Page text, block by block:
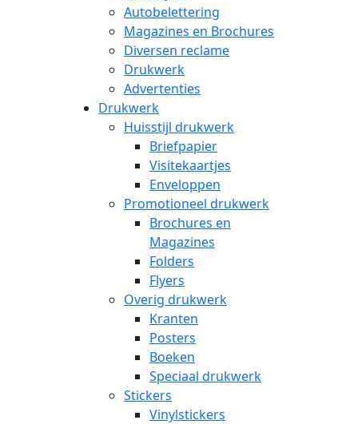
Autobelettering
Magazines en Brochures
Diversen reclame
Drukwerk
Advertenties
Drukwerk
Huisstijl drukwerk
Briefpapier
Visitekaartjes
Enveloppen
Promotioneel drukwerk
Brochures en
Magazines
Folders
Flyers
Overig drukwerk
Kranten
Posters
Boeken
Speciaal drukwerk
Stickers
Vinylstickers